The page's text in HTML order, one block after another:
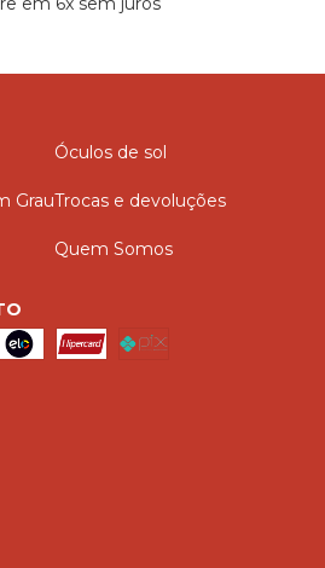
Óculos de sol
GrauTrocas e devoluções
Quem Somos